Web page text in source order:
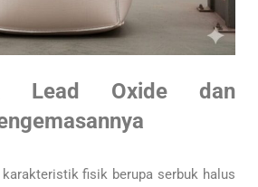
Lead Oxide dan
fisik berupa serbuk halus